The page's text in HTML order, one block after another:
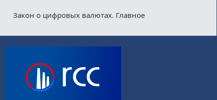
Закон о цифровых валютах. Главное